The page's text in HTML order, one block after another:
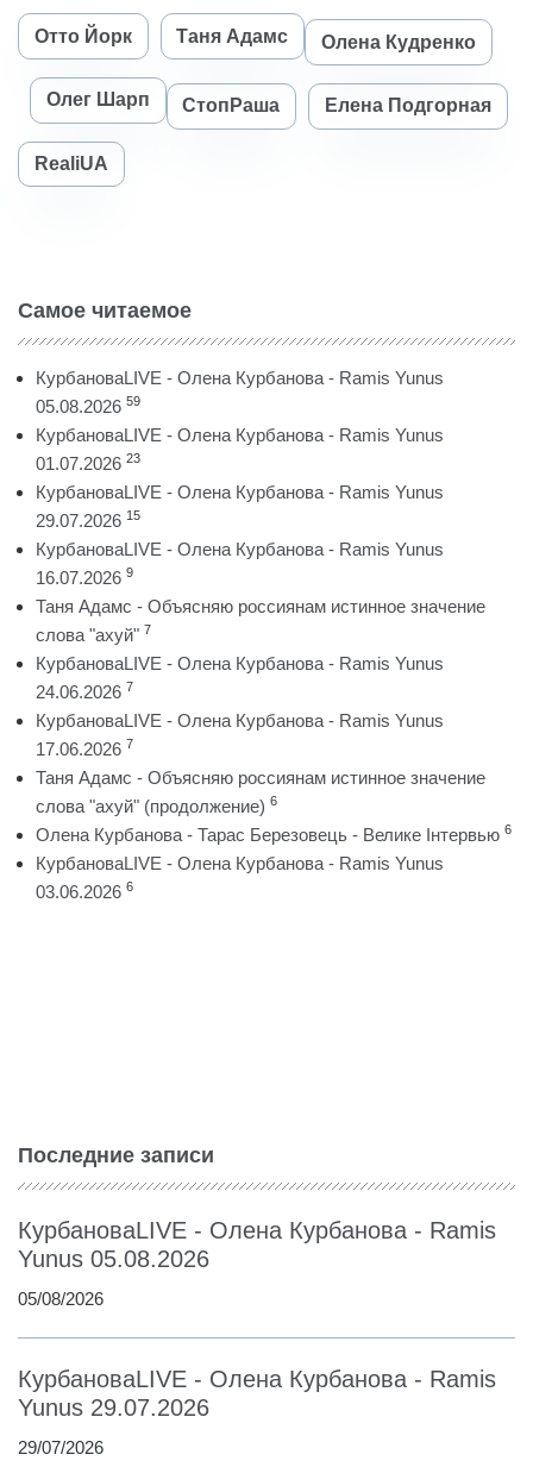
Отто Йорк Таня Адамс Олена Кудренко
Олег Шарп СтопРаша Елена Подгорная
RealiUA
Самое читаемое
КурбановаLIVE - Олена Курбанова - Ramis Yunus
05.08.2026 59
КурбановаLIVE - Олена Курбанова - Ramis Yunus
01.07.2026 23
КурбановаLIVE - Олена Курбанова - Ramis Yunus
29.07.2026 15
КурбановаLIVE - Олена Курбанова - Ramis Yunus
16.07.2026 9
Таня Адамс - Объясняю россиянам истинное значение
слова "ахуй" 7
КурбановаLIVE - Олена Курбанова - Ramis Yunus
24.06.2026 7
КурбановаLIVE - Олена Курбанова - Ramis Yunus
17.06.2026 7
Таня Адамс - Объясняю россиянам истинное значение
слова "ахуй" (продолжение) 6
Олена Курбанова - Тарас Березовець - Велике Інтервью 6
КурбановаLIVE - Олена Курбанова - Ramis Yunus
03.06.2026 6
Последние записи
КурбановаLIVE - Олена Курбанова - Ramis
Yunus 05.08.2026
05/08/2026
КурбановаLIVE - Олена Курбанова - Ramis
Yunus 29.07.2026
29/07/2026